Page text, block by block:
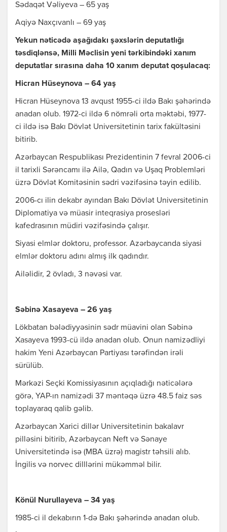
Sədaqət Vəliyeva – 65 yaş
Aqiyə Naxçıvanlı – 69 yaş
Yekun nəticədə aşağıdakı şəxslərin deputatlığı
təsdiqlənsə, Milli Məclisin yeni tərkibindəki xanım
deputatlar sırasına daha 10 xanım deputat qoşulacaq:
Hicran Hüseynova – 64 yaş
Hicran Hüseynova 13 avqust 1955-ci ildə Bakı şəhərində
anadan olub. 1972-ci ildə 6 nömrəli orta məktəbi, 1977-
ci ildə isə Bakı Dövlət Universitetinin tarix fakültəsini
bitirib.
Azərbaycan Respublikası Prezidentinin 7 fevral 2006-ci
il tarixli Sərəncamı ilə Ailə, Qadın və Uşaq Problemləri
üzrə Dövlət Komitəsinin sədri vəzifəsinə təyin edilib.
2006-cı ilin dekabr ayından Bakı Dövlət Universitetinin
Diplomatiya və müasir inteqrasiya prosesləri
kafedrasının müdiri vəzifəsində çalışır.
Siyasi elmlər doktoru, professor. Azərbaycanda siyasi
elmlər doktoru adını almış ilk qadındır.
Ailəlidir, 2 övladı, 3 nəvəsi var.
Səbinə Xasayeva – 26 yaş
Lökbatan bələdiyyəsinin sədr müavini olan Səbinə
Xasayeva 1993-cü ildə anadan olub. Onun namizədliyi
hakim Yeni Azərbaycan Partiyası tərəfindən irəli
sürülüb.
Mərkəzi Seçki Komissiyasının açıqladığı nəticələrə
görə, YAP-ın namizədi 37 məntəqə üzrə 48.5 faiz səs
toplayaraq qalib gəlib.
Azərbaycan Xarici dillər Universitetinin bakalavr
pilləsini bitirib, Azərbaycan Neft və Sənaye
Universitetində isə (MBA üzrə) magistr təhsili alıb.
İngilis və norvec dilllərini mükəmməl bilir.
Könül Nurullayeva – 34 yaş
1985-ci il dekabırın 1-də Bakı şəhərində anadan olub.